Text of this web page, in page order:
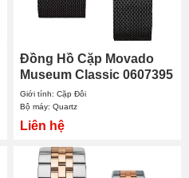
Đồng Hồ Cặp Movado
Museum Classic 0607395
- 0607493
Giới tính: Cặp Đôi
Bộ máy: Quartz
Liên hệ